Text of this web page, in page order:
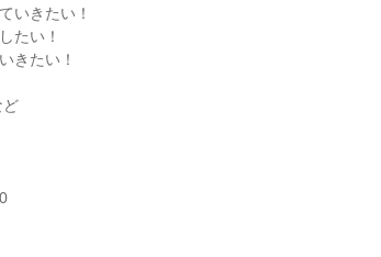
いきたい！
たい！
きたい！
ど